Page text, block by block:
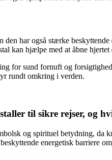
har også stærke
kan hjælpe med at åbne
for sund fornuft og
rundt omkring i verden.
til sikre rejser, og
og spirituel betydning, da
energetisk barriere